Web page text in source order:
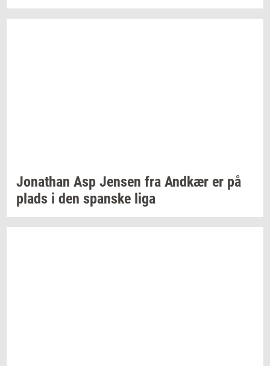
Jo­nat­han Asp Jen­sen fra And­kær er på
plads i den span­ske liga